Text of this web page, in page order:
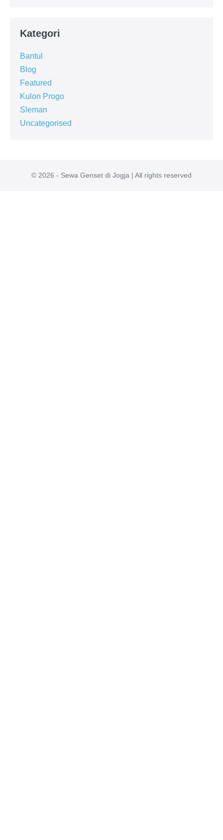
Kategori
Bantul
Blog
Featured
Kulon Progo
Sleman
Uncategorised
© 2026 - Sewa Genset di Jogja | All rights reserved